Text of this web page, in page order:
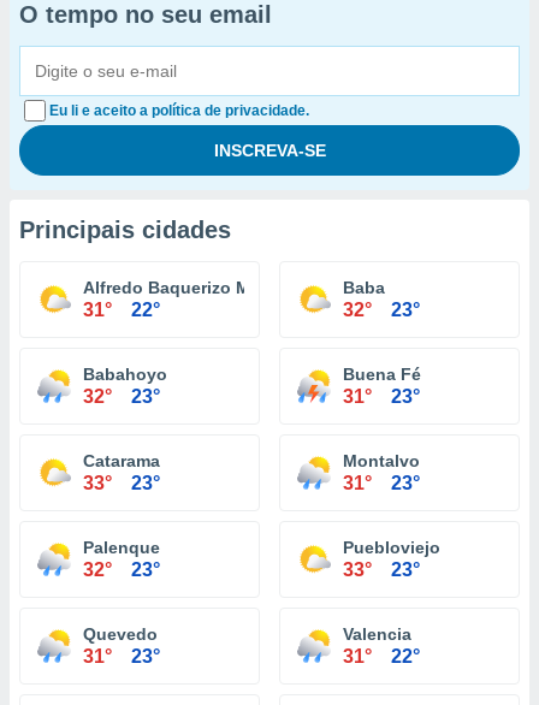
O tempo no seu email
Eu li e aceito a política de privacidade.
Principais cidades
Alfredo Baquerizo Moreno
31° 22°
Baba
32° 23°
Babahoyo
32° 23°
Buena Fé
31° 23°
Catarama
33° 23°
Montalvo
31° 23°
Palenque
32° 23°
Puebloviejo
33° 23°
Quevedo
31° 23°
Valencia
31° 22°